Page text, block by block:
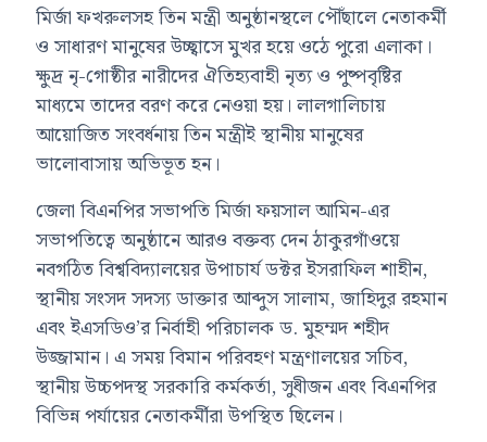
মির্জা ফখরুলসহ তিন মন্ত্রী অনুষ্ঠানস্থলে পৌঁছালে নেতাকর্মী
ও সাধারণ মানুষের উচ্ছ্বাসে মুখর হয়ে ওঠে পুরো এলাকা।
ক্ষুদ্র নৃ-গোষ্ঠীর নারীদের ঐতিহ্যবাহী নৃত্য ও পুষ্পবৃষ্টির
মাধ্যমে তাদের বরণ করে নেওয়া হয়। লালগালিচায়
আয়োজিত সংবর্ধনায় তিন মন্ত্রীই স্থানীয় মানুষের
ভালোবাসায় অভিভূত হন।
জেলা বিএনপির সভাপতিমির্জা ফয়সাল আমিন-এর
সভাপতিত্বে অনুষ্ঠানে আরও বক্তব্য দেন ঠাকুরগাঁওয়ে
নবগঠিত বিশ্ববিদ্যালয়ের উপাচার্যডক্টর ইসরাফিল শাহীন,
স্থানীয় সংসদ সদস্যডাক্তার আব্দুস সালাম,জাহিদুর রহমান
এবং ইএসডিও’র নির্বাহী পরিচালকড. মুহম্মদ শহীদ
উজ্জামান। এ সময় বিমান পরিবহণ মন্ত্রণালয়ের সচিব,
স্থানীয় উচ্চপদস্থ সরকারি কর্মকর্তা, সুধীজন এবং বিএনপির
বিভিন্ন পর্যায়ের নেতাকর্মীরা উপস্থিত ছিলেন।